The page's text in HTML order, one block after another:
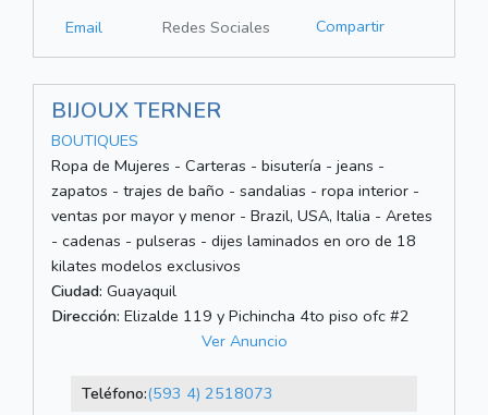
Email
Redes Sociales Compartir
BIJOUX TERNER
BOUTIQUES
Ropa de Mujeres - Carteras - bisutería - jeans -
zapatos - trajes de baño - sandalias - ropa interior -
ventas por mayor y menor - Brazil, USA, Italia - Aretes
- cadenas - pulseras - dijes laminados en oro de 18
kilates modelos exclusivos
Ciudad: Guayaquil
Dirección: Elizalde 119 y Pichincha 4to piso ofc #2
Ver Anuncio
Teléfono:(593 4) 2518073